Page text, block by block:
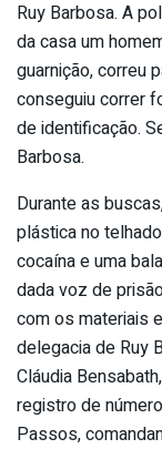
Ruy Barbosa. A
da casa um
guarnição, correu
conseguiu correr
de identificação.
Barbosa.
Durante as
plástica no
cocaína e uma
dada voz de
com os materiais
delegacia de Ruy
Cláudia
registro de
Passos,